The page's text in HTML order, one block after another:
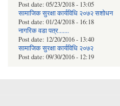
Post date: 05/23/2018 - 13:05
सामाजिक सुरक्षा कार्यविधि २०७२ स‌शाेधन
Post date: 01/24/2018 - 16:18
नागरिक वडा पत्र.......
Post date: 12/20/2016 - 13:40
सामाजिक सुरक्षा कार्यविधि २०७२
Post date: 09/30/2016 - 12:19